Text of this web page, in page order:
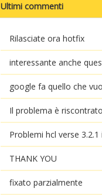
Ultimi commenti
Rilasciate ora hotfix
interessante anche
google fa quello che
Il problema è
Problemi hcl verse 3.2.1
THANK YOU
fixato parzialmente